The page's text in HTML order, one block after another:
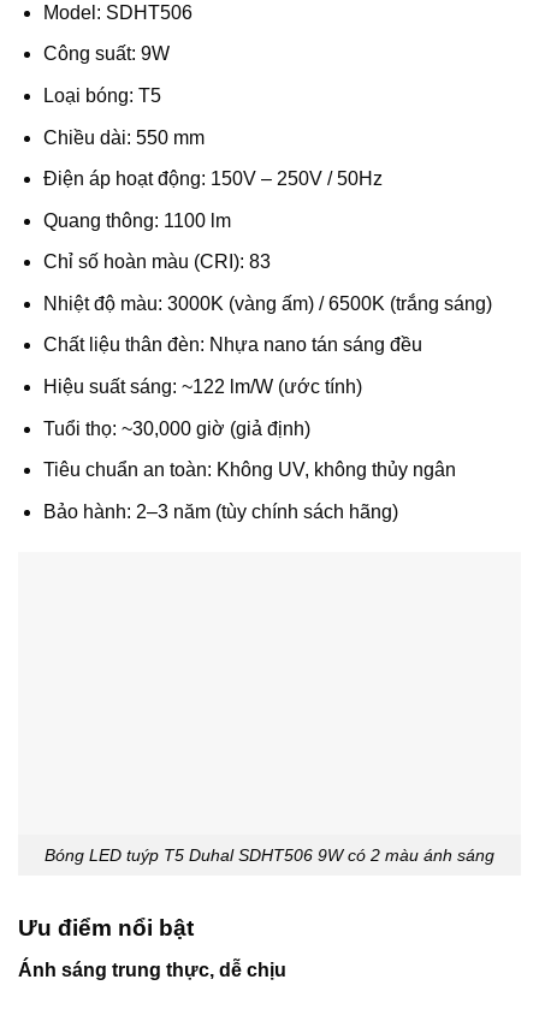
Model: SDHT506
Công suất: 9W
Loại bóng: T5
Chiều dài: 550 mm
Điện áp hoạt động: 150V – 250V / 50Hz
Quang thông: 1100 lm
Chỉ số hoàn màu (CRI): 83
Nhiệt độ màu: 3000K (vàng ấm) / 6500K (trắng sáng)
Chất liệu thân đèn: Nhựa nano tán sáng đều
Hiệu suất sáng: ~122 lm/W (ước tính)
Tuổi thọ: ~30,000 giờ (giả định)
Tiêu chuẩn an toàn: Không UV, không thủy ngân
Bảo hành: 2–3 năm (tùy chính sách hãng)
Bóng LED tuýp T5 Duhal SDHT506 9W có 2 màu ánh sáng
Ưu điểm nổi bật
Ánh sáng trung thực, dễ chịu